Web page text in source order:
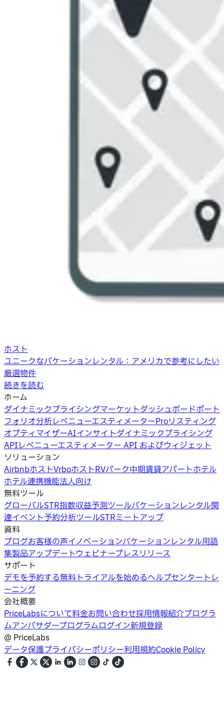
ホスト
ユニークなバケーションレンタル：アメリカで参考にしたい
厳選物件
続きを読む
ホーム
ダイナミックプライシングマーケットダッシュボードポート
フォリオ分析レベニューエスティメーターProリスティング
オプティマイザーAIインサイトダイナミックプライシング
APIレベニューエスティメーター API およびウィジェット
ソリューション
AirbnbホストVrboホストRVパーク中期賃貸アパートホテル
ホテル連携機能法人向け
無料ツール
グローバルSTR指数収益予測ツールバケーションレンタル関
連イベント予約分析ツールSTRミートアップ
資料
ブログお客様の声イノベーションバケーションレンタル用語
集製品アップデートウェビナープレスリリース
サポート
デモを予約する無料トライアルを始めるヘルプセンター トレ
ーニング
会社概要
PriceLabsについて料金お問い合わせ採用情報紹介プログラ
ムアンバサダープログラムログイン新規登録
@ PriceLabs
データ保護プライバシーポリシー利用規約Cookie Policy